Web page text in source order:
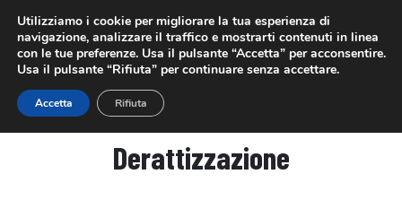
PREVENTIVO GRATUITO
Derattizzazione
Utilizziamo i cookie per migliorare la tua esperienza di
navigazione, analizzare il traffico e mostrarti contenuti in linea
con le tue preferenze. Usa il pulsante “Accetta” per acconsentire.
Usa il pulsante “Rifiuta” per continuare senza accettare.
Accetta Rifiuta